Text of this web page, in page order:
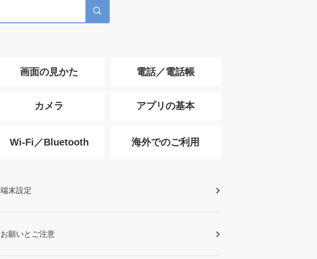
画面の見かた 電話／電話帳
カメラ アプリの基本
Wi-Fi／Bluetooth 海外でのご利用
端末設定
お願いとご注意